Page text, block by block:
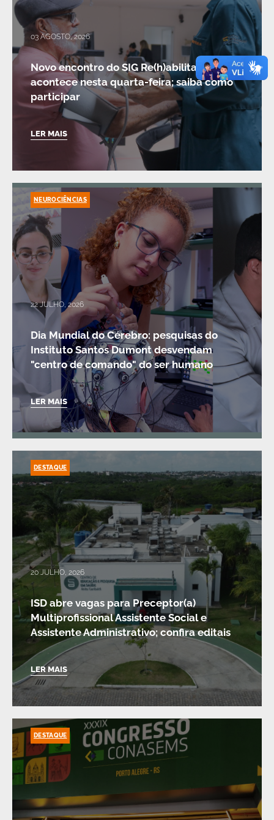
03 AGOSTO, 2026
Novo encontro do SIG Re(h)abilitar, do ISD,
acontece nesta quarta-feira; saiba como
participar
LER MAIS
22 JULHO, 2026
Dia Mundial do Cérebro: pesquisas do
Instituto Santos Dumont desvendam
"centro de comando" do ser humano
LER MAIS
NEUROCIÊNCIAS
20 JULHO, 2026
ISD abre vagas para Preceptor(a)
Multiprofissional Assistente Social e
Assistente Administrativo; confira editais
LER MAIS
DESTAQUE
DESTAQUE